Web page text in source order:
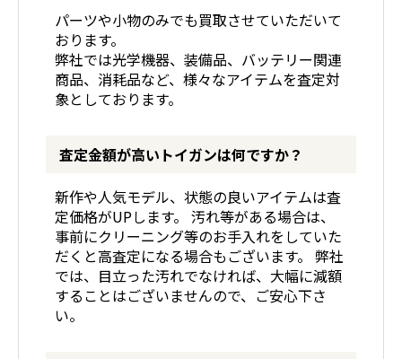
パーツや小物のみでも買取させていただいて
おります。
弊社では光学機器、装備品、バッテリー関連
商品、消耗品など、様々なアイテムを査定対
象としております。
査定金額が高いトイガンは何ですか？
新作や人気モデル、状態の良いアイテムは査
定価格がUPします。 汚れ等がある場合は、
事前にクリーニング等のお手入れをしていた
だくと高査定になる場合もございます。 弊社
では、目立った汚れでなければ、大幅に減額
することはございませんので、ご安心下さ
い。